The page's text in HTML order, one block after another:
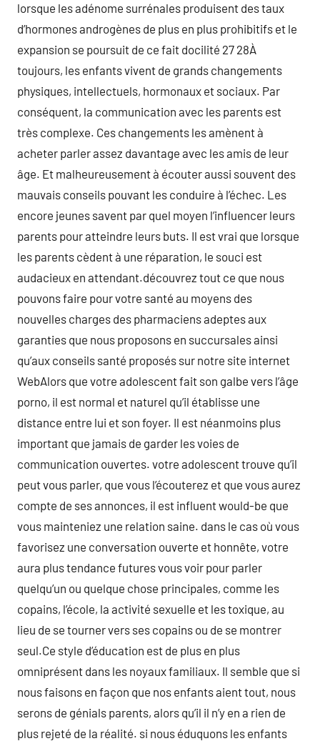
lorsque les adénome surrénales produisent des taux
d’hormones androgènes de plus en plus prohibitifs et le
expansion se poursuit de ce fait docilité 27 28À
toujours, les enfants vivent de grands changements
physiques, intellectuels, hormonaux et sociaux. Par
conséquent, la communication avec les parents est
très complexe. Ces changements les amènent à
acheter parler assez davantage avec les amis de leur
âge. Et malheureusement à écouter aussi souvent des
mauvais conseils pouvant les conduire à l’échec. Les
encore jeunes savent par quel moyen l’influencer leurs
parents pour atteindre leurs buts. Il est vrai que lorsque
les parents cèdent à une réparation, le souci est
audacieux en attendant.découvrez tout ce que nous
pouvons faire pour votre santé au moyens des
nouvelles charges des pharmaciens adeptes aux
garanties que nous proposons en succursales ainsi
qu’aux conseils santé proposés sur notre site internet
WebAlors que votre adolescent fait son galbe vers l’âge
porno, il est normal et naturel qu’il établisse une
distance entre lui et son foyer. Il est néanmoins plus
important que jamais de garder les voies de
communication ouvertes. votre adolescent trouve qu’il
peut vous parler, que vous l’écouterez et que vous aurez
compte de ses annonces, il est influent would-be que
vous mainteniez une relation saine. dans le cas où vous
favorisez une conversation ouverte et honnête, votre
aura plus tendance futures vous voir pour parler
quelqu’un ou quelque chose principales, comme les
copains, l’école, la activité sexuelle et les toxique, au
lieu de se tourner vers ses copains ou de se montrer
seul.Ce style d’éducation est de plus en plus
omniprésent dans les noyaux familiaux. Il semble que si
nous faisons en façon que nos enfants aient tout, nous
serons de génials parents, alors qu’il il n’y en a rien de
plus rejeté de la réalité. si nous éduquons les enfants